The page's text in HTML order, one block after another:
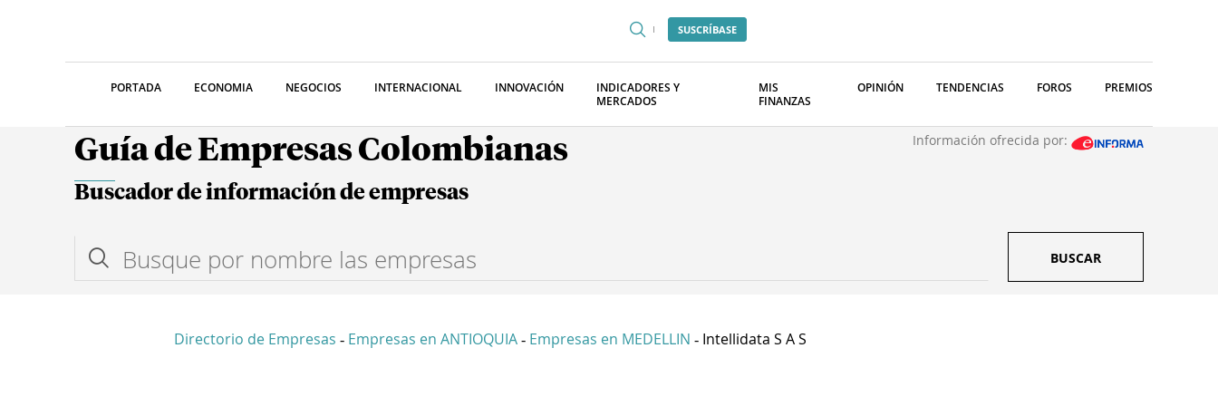
SUSCRÍBASE
PORTADA ECONOMIA NEGOCIOS INTERNACIONAL INNOVACIÓN
INDICADORES Y
MERCADOS
MIS
FINANZAS
OPINIÓN TENDENCIAS FOROS PREMIOS
Guía de Empresas Colombianas Información ofrecida por:
Buscador de información de empresas
BUSCAR
Directorio de Empresas - Empresas en ANTIOQUIA - Empresas en MEDELLIN - Intellidata S A S